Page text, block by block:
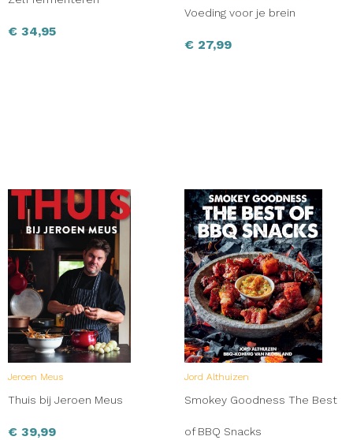
€ 34,95
Voeding voor je brein
€ 27,99
Jeroen Meus
Thuis bij Jeroen Meus
€ 39,99
Jord Althuizen
Smokey Goodness The Best
of BBQ Snacks